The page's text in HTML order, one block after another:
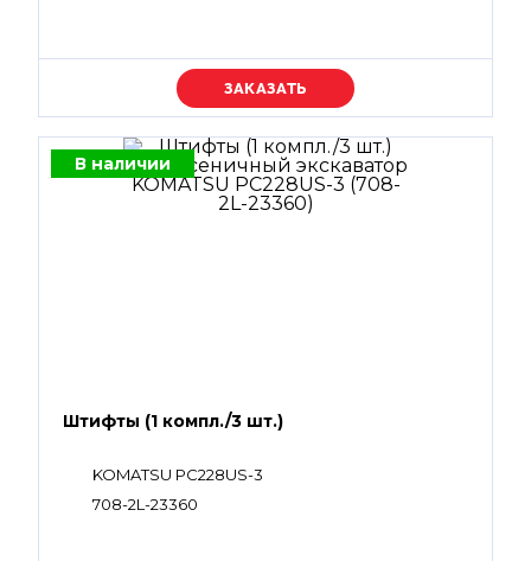
Уточняйте цену
В наличии
Штифты (1 компл./3 шт.)
KOMATSU PC228US-3
708-2L-23360